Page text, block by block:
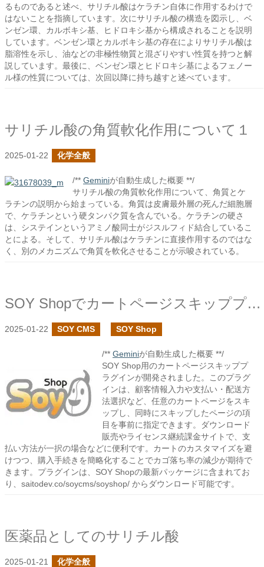
るものであると述べ、サリチル酸はケラチン自体に作用するわけで
はないことを指摘しています。次にサリチル酸の構造を図示し、ベ
ンゼン環、カルボキシ基、ヒドロキシ基から構成されることを説明
しています。ベンゼン環とカルボキシ基の存在によりサリチル酸は
脂溶性を示し、油などの非極性物質と混ざりやすい性質を持つと解
説しています。最後に、ベンゼン環とヒドロキシ基によるフェノー
ル様の性質については、次回以降に持ち越すと述べています。
サリチル酸の角質軟化作用について１
2025-01-22 化学全般
/** Geminiが自動生成した概要 **/
サリチル酸の角質軟化作用について、角質とケ
ラチンの説明から始まっている。角質は皮膚最外層の死んだ細胞層
で、ケラチンという硬タンパク質を含んでいる。ケラチンの硬さ
は、システインというアミノ酸同士がジスルフィド結合しているこ
とによる。そして、サリチル酸はケラチンに直接作用するのではな
く、別のメカニズムで角質を軟化させることが示唆されている。
SOY Shopでカートページスキッププラグインを作成しました
2025-01-22 SOY CMS SOY Shop
/** Geminiが自動生成した概要 **/
SOY Shop用のカートページスキッププ
ラグインが開発されました。このプラグ
インは、顧客情報入力や支払い・配送方
法選択など、任意のカートページをスキ
ップし、同時にスキップしたページの項
目を事前に指定できます。ダウンロード
販売やライセンス継続課金サイトで、支
払い方法が一択の場合などに便利です。カートのカスタマイズを避
けつつ、購入手続きを簡略化することでカゴ落ち率の減少が期待で
きます。プラグインは、SOY Shopの最新パッケージに含まれてお
り、saitodev.co/soycms/soyshop/ からダウンロード可能です。
医薬品としてのサリチル酸
2025-01-21 化学全般